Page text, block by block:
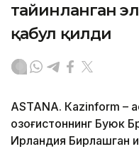
тайинланган
қабул қилди
ASTANА. Каzinform –
Қозоғистоннинг Буюк
Ирландия Бирлашган